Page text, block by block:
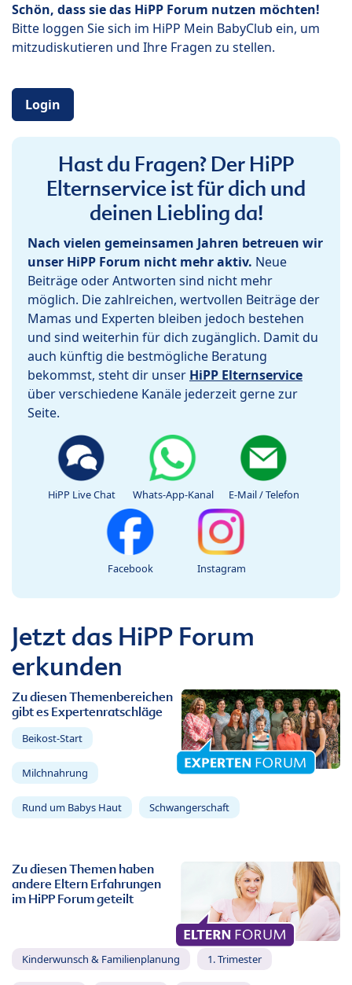
Schön, dass sie das HiPP Forum nutzen möchten!
Bitte loggen Sie sich im HiPP Mein BabyClub ein, um
mitzudiskutieren und Ihre Fragen zu stellen.
Login
Hast du Fragen? Der HiPP
Elternservice ist für dich und
deinen Liebling da!
Nach vielen gemeinsamen Jahren betreuen wir
unser HiPP Forum nicht mehr aktiv. Neue
Beiträge oder Antworten sind nicht mehr
möglich. Die zahlreichen, wertvollen Beiträge der
Mamas und Experten bleiben jedoch bestehen
und sind weiterhin für dich zugänglich. Damit du
auch künftig die bestmögliche Beratung
bekommst, steht dir unser HiPP Elternservice
über verschiedene Kanäle jederzeit gerne zur
Seite.
HiPP Live Chat Whats-App-Kanal E-Mail / Telefon
Facebook Instagram
Jetzt das HiPP Forum
erkunden
Zu diesen Themenbereichen
gibt es Expertenratschläge
Beikost-Start
Milchnahrung
Rund um Babys Haut Schwangerschaft
Zu diesen Themen haben
andere Eltern Erfahrungen
im HiPP Forum geteilt
Kinderwunsch & Familienplanung 1. Trimester